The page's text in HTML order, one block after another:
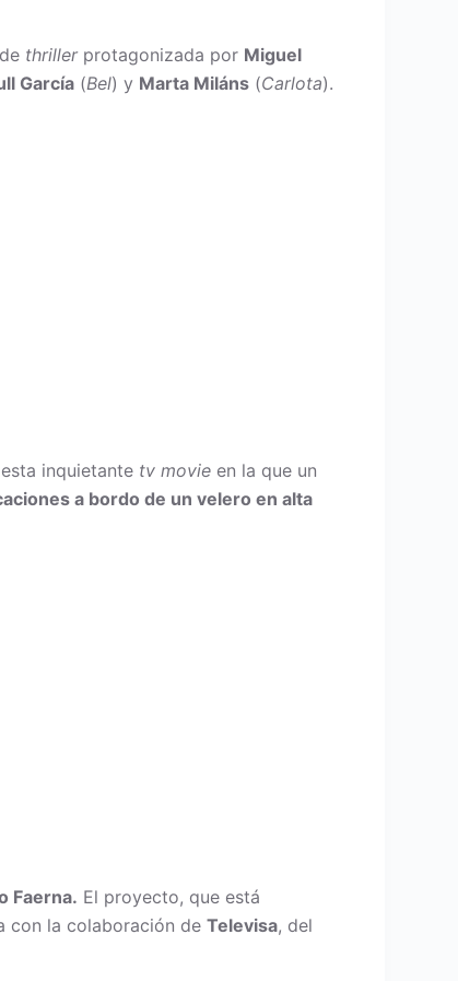
thrillerprotagonizada por Miguel
García (Bel) y Marta Miláns (Carlota).
inquietante tv movie en la que un
a bordo de un velero en alta
Faerna. El proyecto, que está
con la colaboración deTelevisa, del